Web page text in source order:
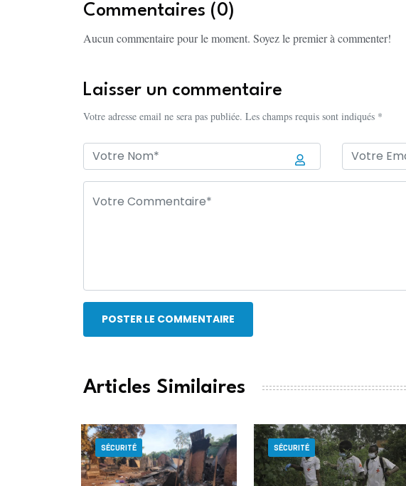
Commentaires (0)
Aucun commentaire pour le moment. Soyez le premier à commenter!
Laisser un commentaire
Votre adresse email ne sera pas publiée. Les champs requis sont indiqués *
POSTER LE COMMENTAIRE
Articles Similaires
SÉCURITÉ SÉCURITÉ